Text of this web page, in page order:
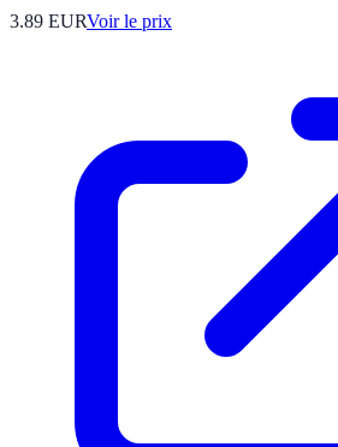
3.89 EURVoir le prix